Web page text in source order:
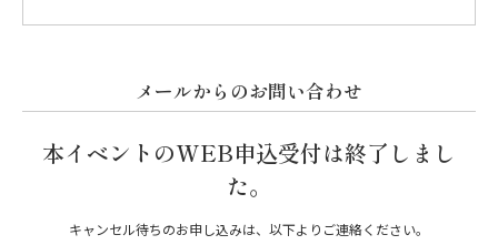
メールからのお問い合わせ
本イベントのWEB申込受付は終了しまし
た。
キャンセル待ちのお申し込みは、以下よりご連絡ください。